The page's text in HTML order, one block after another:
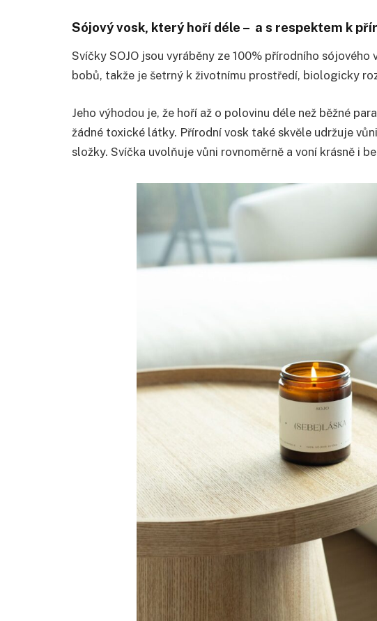
Sójový vosk, který hoří déle – a s respektem k
Svíčky SOJO jsou vyráběny ze 100% přírodního
bobů, takže je šetrný k životnímu prostředí, biologicky
Jeho výhodou je, že hoří až o polovinu déle než běžné
žádné toxické látky. Přírodní vosk také skvěle udržuje
složky. Svíčka uvolňuje vůni rovnoměrně a voní krásně i